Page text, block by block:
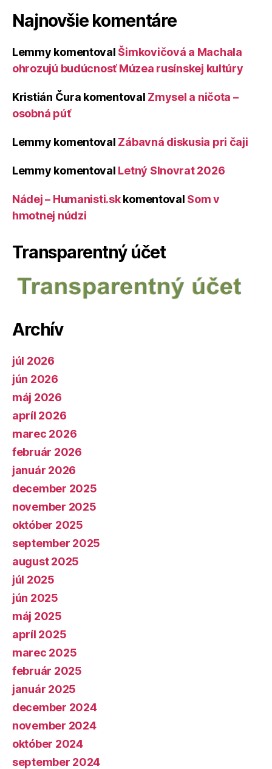
Najnovšie komentáre
Lemmy komentoval Šimkovičová a Machala
ohrozujú budúcnosť Múzea rusínskej kultúry
Kristián Čura komentoval Zmysel a ničota –
osobná púť
Lemmy komentoval Zábavná diskusia pri čaji
Lemmy komentoval Letný Slnovrat 2026
Nádej – Humanisti.skkomentoval Som v
hmotnej núdzi
Transparentný účet
Archív
júl 2026
jún 2026
máj 2026
apríl 2026
marec 2026
február 2026
január 2026
december 2025
november 2025
október 2025
september 2025
august 2025
júl 2025
jún 2025
máj 2025
apríl 2025
marec 2025
február 2025
január 2025
december 2024
november 2024
október 2024
september 2024